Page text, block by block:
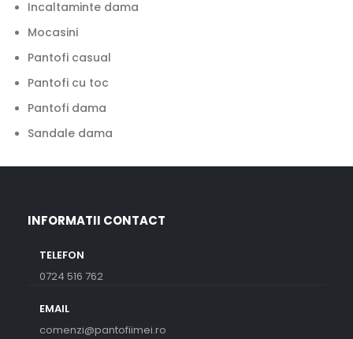
Incaltaminte dama
Mocasini
Pantofi casual
Pantofi cu toc
Pantofi dama
Sandale dama
INFORMATII CONTACT
TELEFON
0724 516 762
EMAIL
comenzi@pantofiimei.ro